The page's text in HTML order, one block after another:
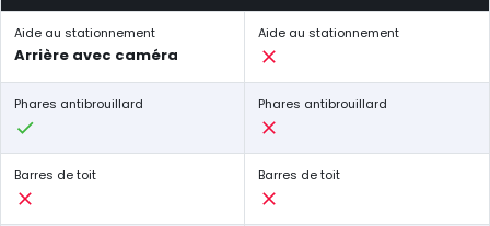
Aide au stationnement
Arrière avec caméra
Aide au stationnement
Phares antibrouillard Phares antibrouillard
Barres de toit Barres de toit